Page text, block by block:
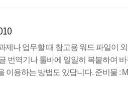
제나 업무할 때 참고용 워드 파일이
번역기나 툴바에 일일히 복붙하여
이용하는 방법도 있답니다. 준비물 :
역에서 [문서 전체 번역]누르고 > 확